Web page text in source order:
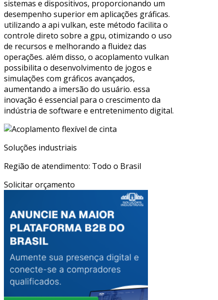
sistemas e dispositivos, proporcionando um
desempenho superior em aplicações gráficas.
utilizando a api vulkan, este método facilita o
controle direto sobre a gpu, otimizando o uso
de recursos e melhorando a fluidez das
operações. além disso, o acoplamento vulkan
possibilita o desenvolvimento de jogos e
simulações com gráficos avançados,
aumentando a imersão do usuário. essa
inovação é essencial para o crescimento da
indústria de software e entretenimento digital.
Soluções industriais
Região de atendimento: Todo o Brasil
Solicitar orçamento